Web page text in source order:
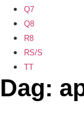
Q7
Q8
R8
RS/S
TT
Dag: